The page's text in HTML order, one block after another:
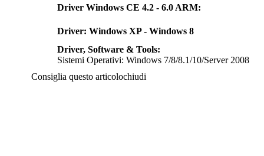
Driver Windows CE 4.2 - 6.0 ARM:
Driver: Windows XP - Windows 8
Driver, Software & Tools:
Sistemi Operativi: Windows 7/8/8.1/10/Server 2008
Consiglia questo articolochiudi